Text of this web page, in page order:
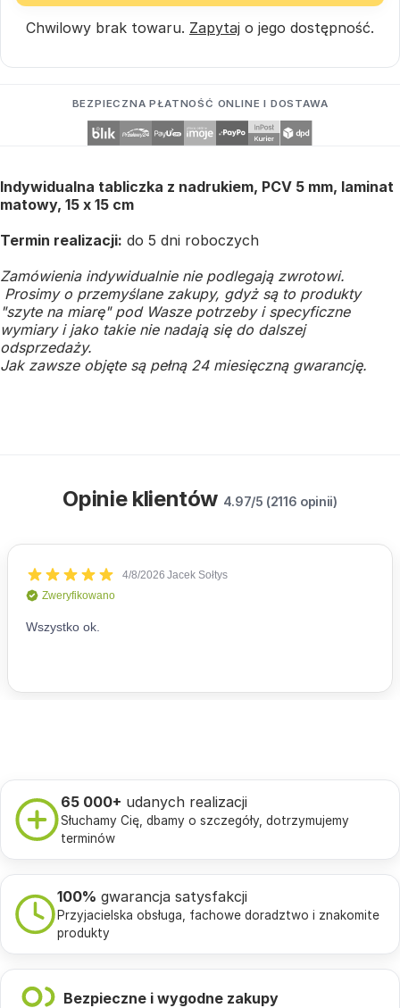
Chwilowy brak towaru. Zapytaj o jego dostępność.
BEZPIECZNA PŁATNOŚĆ ONLINE I DOSTAWA
Indywidualna tabliczka z nadrukiem, PCV 5 mm, laminat
matowy, 15 x 15 cm
Termin realizacji: do 5 dni roboczych
Zamówienia indywidualnie nie podlegają zwrotowi.
Prosimy o przemyślane zakupy, gdyż są to produkty
"szyte na miarę" pod Wasze potrzeby i specyficzne
wymiary i jako takie nie nadają się do dalszej
odsprzedaży.
Jak zawsze objęte są pełną 24 miesięczną gwarancję.
Opinie klientów 4.97/5 (2116 opinii)
65 000+ udanych realizacji
Słuchamy Cię, dbamy o szczegóły, dotrzymujemy
terminów
100% gwarancja satysfakcji
Przyjacielska obsługa, fachowe doradztwo i znakomite
produkty
Bezpieczne i wygodne zakupy